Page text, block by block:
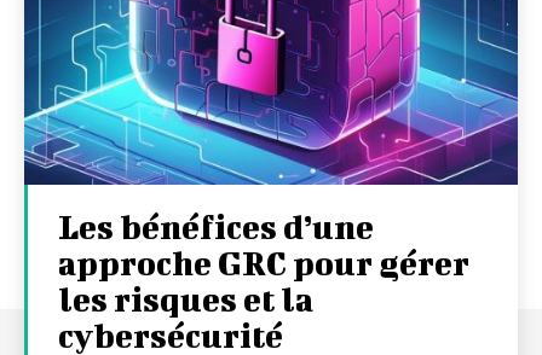
Les bénéfices d’une
approche GRC pour gérer
les risques et la
cybersécurité